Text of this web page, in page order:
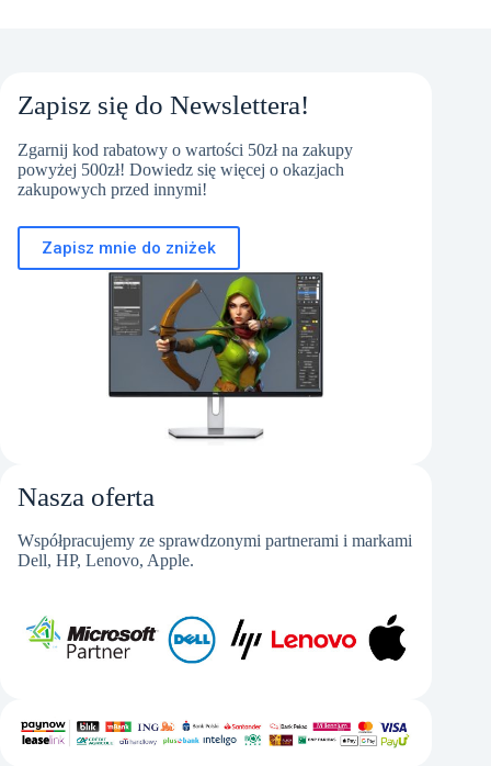
Zapisz się do Newslettera!
Zgarnij kod rabatowy o wartości 50zł na zakupy
powyżej 500zł! Dowiedz się więcej o okazjach
zakupowych przed innymi!
Zapisz mnie do zniżek
Nasza oferta
Współpracujemy ze sprawdzonymi partnerami i markami
Dell, HP, Lenovo, Apple.